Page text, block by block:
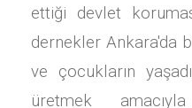
ettiği devlet
dernekler Ankara'da
ve çocukların
üretmek